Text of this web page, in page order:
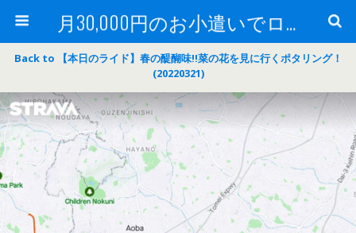
月30,000円のお小遣いでロードバイク
Back to 【本日のライド】春の醍醐味‼菜の花を見に行くポタリング！
(20220321)